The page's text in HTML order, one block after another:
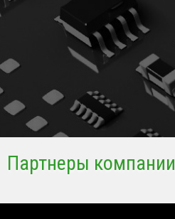
Партнеры компании